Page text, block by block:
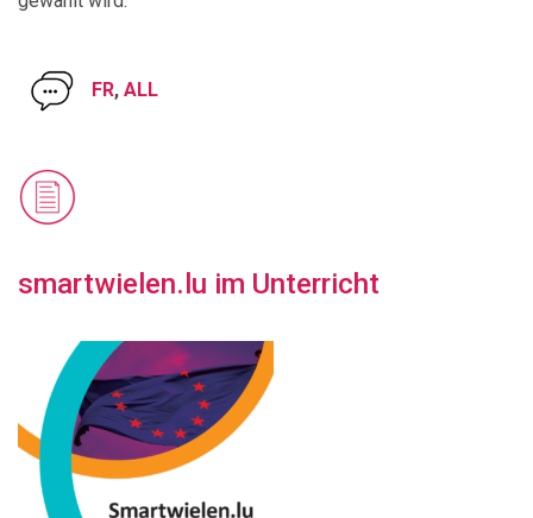
FR, ALL
smartwielen.lu im Unterricht